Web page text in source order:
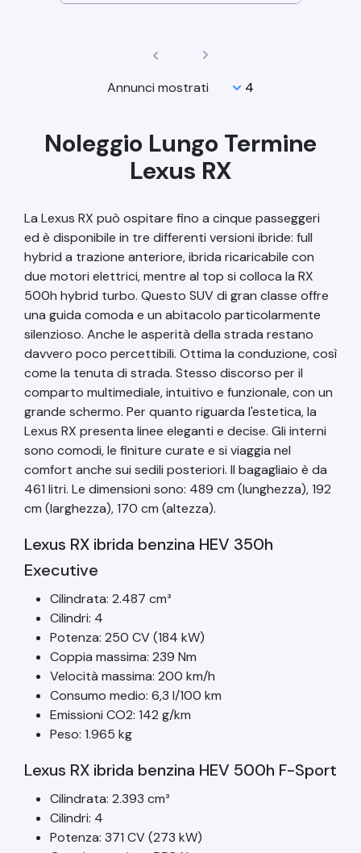
Annunci mostrati
Noleggio Lungo Termine
Lexus RX
La Lexus RX può ospitare fino a cinque passeggeri
ed è disponibile in tre differenti versioni ibride: full
hybrid a trazione anteriore, ibrida ricaricabile con
due motori elettrici, mentre al top si colloca la RX
500h hybrid turbo. Questo SUV di gran classe offre
una guida comoda e un abitacolo particolarmente
silenzioso. Anche le asperità della strada restano
davvero poco percettibili. Ottima la conduzione, così
come la tenuta di strada. Stesso discorso per il
comparto multimediale, intuitivo e funzionale, con un
grande schermo. Per quanto riguarda l'estetica, la
Lexus RX presenta linee eleganti e decise. Gli interni
sono comodi, le finiture curate e si viaggia nel
comfort anche sui sedili posteriori. Il bagagliaio è da
461 litri. Le dimensioni sono: 489 cm (lunghezza), 192
cm (larghezza), 170 cm (altezza).
Lexus RX ibrida benzina HEV 350h
Executive
Cilindrata: 2.487 cm³
Cilindri: 4
Potenza: 250 CV (184 kW)
Coppia massima: 239 Nm
Velocità massima: 200 km/h
Consumo medio: 6,3 l/100 km
Emissioni CO2: 142 g/km
Peso: 1.965 kg
Lexus RX ibrida benzina HEV 500h F-Sport
Cilindrata: 2.393 cm³
Cilindri: 4
Potenza: 371 CV (273 kW)